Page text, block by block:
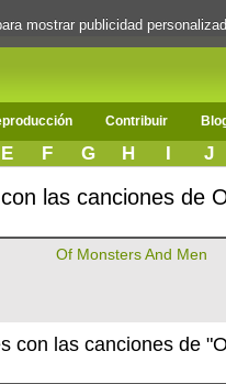
Contribuir
E F G H I J
las canciones de
Of Monsters And Men
con las canciones de
mostrar publicidad